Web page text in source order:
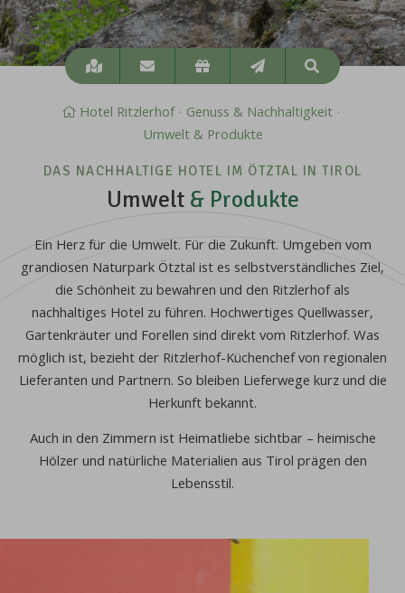
Lage
info@ritzlerhof.at
GutscheineNewsletterSuchen
Suchen
Hotel Ritzlerhof
Genuss & Nachhaltigkeit
Umwelt & Produkte
DAS NACHHALTIGE HOTEL IM ÖTZTAL IN TIROL
Umwelt& Produkte
Ein Herz für die Umwelt. Für die Zukunft. Umgeben vom
grandiosen Naturpark Ötztal ist es selbstverständliches Ziel,
die Schönheit zu bewahren und den Ritzlerhof als
nachhaltiges Hotel zu führen. Hochwertiges Quellwasser,
Gartenkräuter und Forellen sind direkt vom Ritzlerhof. Was
möglich ist, bezieht der Ritzlerhof-Küchenchef von regionalen
Lieferanten und Partnern. So bleiben Lieferwege kurz und die
Herkunft bekannt.
Auch in den Zimmern ist Heimatliebe sichtbar – heimische
Hölzer und natürliche Materialien aus Tirol prägen den
Lebensstil.